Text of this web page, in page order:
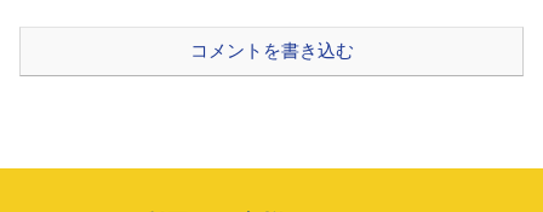
コメントを書き込む